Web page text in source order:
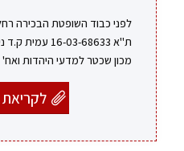
לפני כבוד השופטת הבכירה
ת"א 16-03-
מכון שכטר למדעי היהדות ואח'